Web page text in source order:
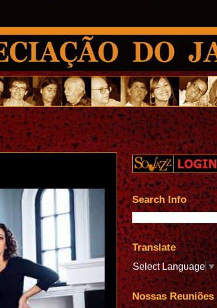
Search Info
Translate
Select Language▼
Nossas Reuniões